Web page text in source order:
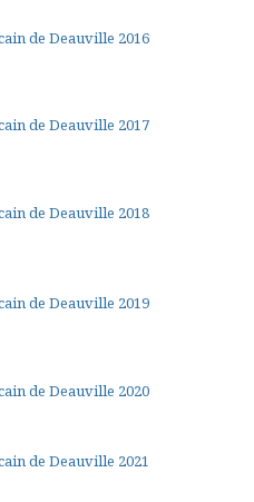
de Deauville 2016
de Deauville 2017
de Deauville 2018
de Deauville 2019
de Deauville 2020
de Deauville 2021